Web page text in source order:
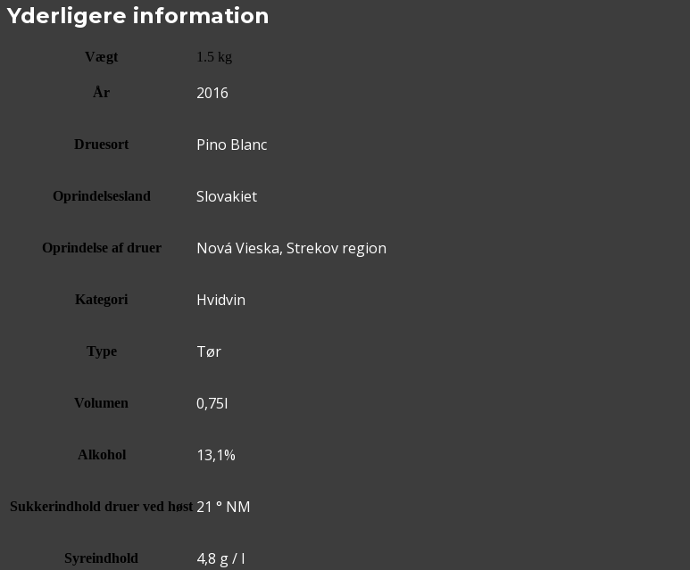
Yderligere information
Vægt 1.5 kg
År 2016
Druesort Pino Blanc
Oprindelsesland Slovakiet
Oprindelse af druer Nová Vieska, Strekov region
Kategori Hvidvin
Type Tør
Volumen 0,75l
Alkohol 13,1%
Sukkerindhold druer ved høst 21 ° NM
Syreindhold 4,8 g / l